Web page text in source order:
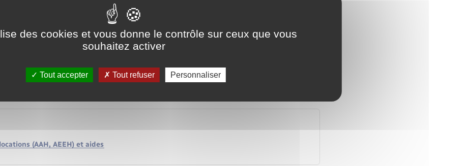
majeur
(AAH, AEEH) et aides
des cookies et vous donne le contrôle sur ceux que vous
souhaitez activer
Tout accepter Tout refuser Personnaliser